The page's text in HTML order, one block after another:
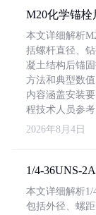
M20化学锚
本文详细解析
括螺杆直径、
凝土结构后锚
方法和典型数
内容涵盖安装
程技术人员参考
2026年8月4日
1/4-36UNS-
本文详细解析1/
包括外径、螺